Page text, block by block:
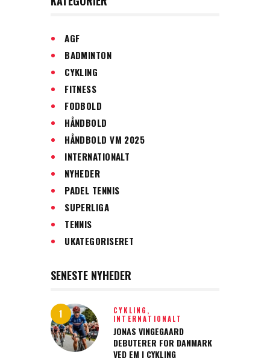
AGF
BADMINTON
CYKLING
FITNESS
FODBOLD
HÅNDBOLD
HÅNDBOLD VM 2025
INTERNATIONALT
NYHEDER
PADEL TENNIS
SUPERLIGA
TENNIS
UKATEGORISERET
SENESTE NYHEDER
CYKLING,
INTERNATIONALT
JONAS VINGEGAARD
DEBUTERER FOR DANMARK
VED EM I CYKLING